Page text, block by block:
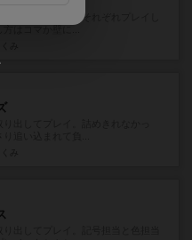
つサブコマ四つでそれぞれプレイし